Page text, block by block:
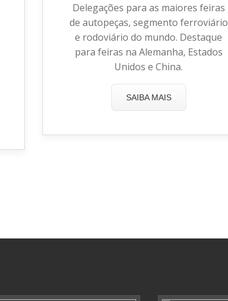
Delegações para as maiores feiras
de autopeças, segmento ferroviário
e rodoviário do mundo. Destaque
para feiras na Alemanha, Estados
Unidos e China.
SAIBA MAIS